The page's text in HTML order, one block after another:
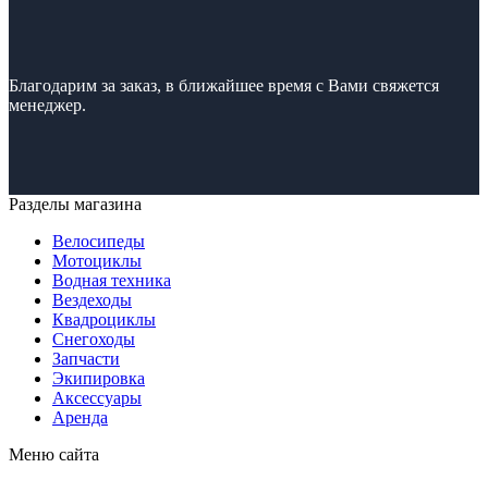
Благодарим за заказ, в ближайшее время с Вами свяжется
менеджер.
Разделы магазина
Велосипеды
Мотоциклы
Водная техника
Вездеходы
Квадроциклы
Снегоходы
Запчасти
Экипировка
Аксессуары
Аренда
Меню сайта